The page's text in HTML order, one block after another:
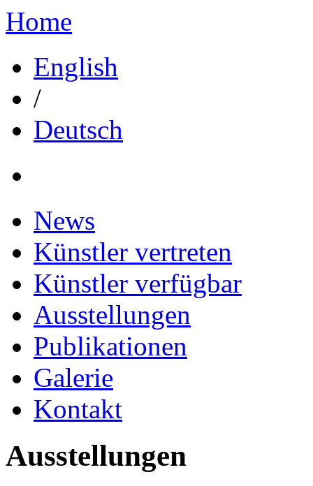
Home
English
/
Deutsch
News
Künstler vertreten
Künstler verfügbar
Ausstellungen
Publikationen
Galerie
Kontakt
Ausstellungen